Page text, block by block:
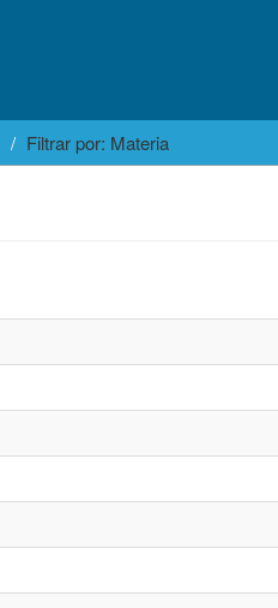
Filtrar por: Materia